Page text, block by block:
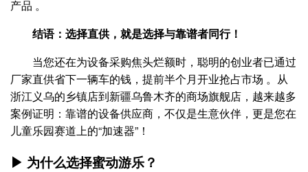
产品 。
结语：选择直供，就是选择与靠谱者同行！
当您还在为设备采购焦头烂额时，聪明的创业者已通过
厂家直供省下一辆车的钱，提前半个月开业抢占市场 。从
浙江义乌的乡镇店到新疆乌鲁木齐的商场旗舰店，越来越多
案例证明：靠谱的设备供应商，不仅是生意伙伴，更是您在
儿童乐园赛道上的“加速器”！
▶ 为什么选择蜜动游乐？